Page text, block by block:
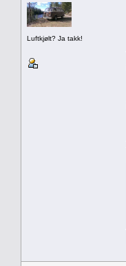
Luftkjølt? Ja takk!